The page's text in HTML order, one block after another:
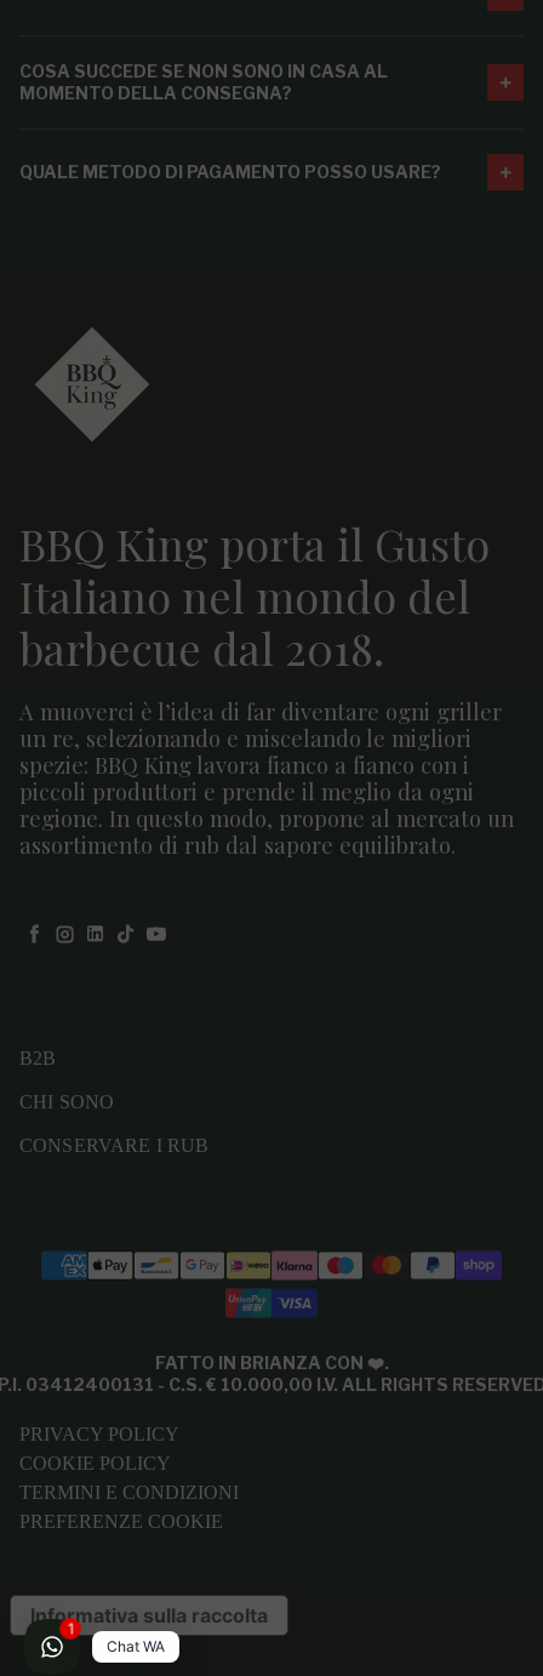
COSA SUCCEDE SE NON SONO IN CASA AL
MOMENTO DELLA CONSEGNA?
QUALE METODO DI PAGAMENTO POSSO USARE?
BBQ King porta il Gusto
Italiano nel mondo del
barbecue dal 2018.
A muoverci è l’idea di far diventare ogni griller
un re, selezionando e miscelando le migliori
spezie: BBQ King lavora fianco a fianco con i
piccoli produttori e prende il meglio da ogni
regione. In questo modo, propone al mercato un
assortimento di rub dal sapore equilibrato.
Facebook
Instagram
LinkedIn
TikTokYouTube
B2B
CHI SONO
CONSERVARE I RUB
Modalità di pagamento
FATTO IN BRIANZA CON ❤️.
03412400131 - C.S. € 10.000,00 I.V. ALL RIGHTS
PRIVACY POLICY
COOKIE POLICY
TERMINI E CONDIZIONI
PREFERENZE COOKIE
Chat WA
1
Informativa sulla raccolta